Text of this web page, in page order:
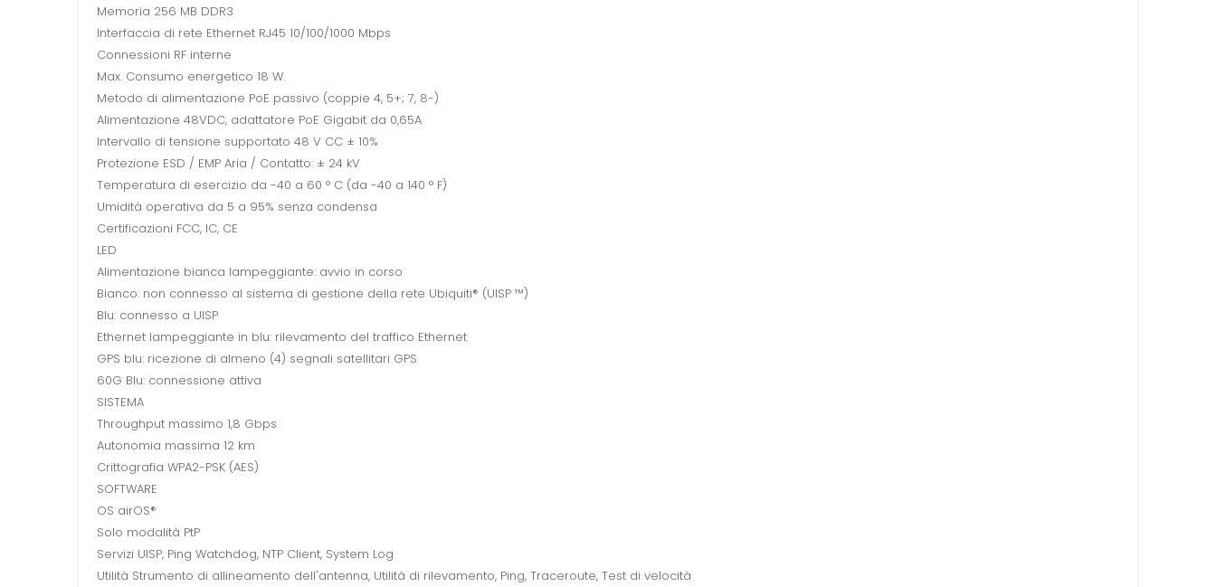
Memoria 256 MB DDR3
Interfaccia di rete Ethernet RJ45 10/100/1000 Mbps
Connessioni RF interne
Max. Consumo energetico 18 W.
Metodo di alimentazione PoE passivo (coppie 4, 5+; 7, 8-)
Alimentazione 48VDC, adattatore PoE Gigabit da 0,65A
Intervallo di tensione supportato 48 V CC ± 10%
Protezione ESD / EMP Aria / Contatto: ± 24 kV
Temperatura di esercizio da -40 a 60 ° C (da -40 a 140 ° F)
Umidità operativa da 5 a 95% senza condensa
Certificazioni FCC, IC, CE
LED
Alimentazione bianca lampeggiante: avvio in corso
Bianco: non connesso al sistema di gestione della rete Ubiquiti® (UISP ™)
Blu: connesso a UISP
Ethernet lampeggiante in blu: rilevamento del traffico Ethernet
GPS blu: ricezione di almeno (4) segnali satellitari GPS
60G Blu: connessione attiva
SISTEMA
Throughput massimo 1,8 Gbps
Autonomia massima 12 km
Crittografia WPA2-PSK (AES)
SOFTWARE
OS airOS®
Solo modalità PtP
Servizi UISP, Ping Watchdog, NTP Client, System Log
Utilità Strumento di allineamento dell'antenna, Utilità di rilevamento, Ping, Traceroute, Test di velocità